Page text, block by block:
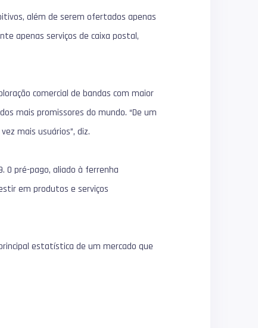
além de serem ofertados apenas
apenas serviços de caixa postal,
comercial de bandas com maior
mais promissores do mundo. “De um
mais usuários”, diz.
pré-pago, aliado à ferrenha
em produtos e serviços
estatística de um mercado que